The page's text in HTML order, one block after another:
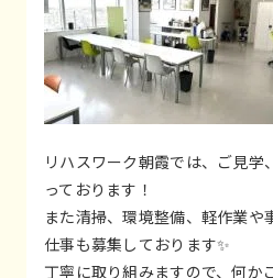
リハスワーク朝霞では、ご見
っております！
また清掃、環境整備、軽作業や
仕事も募集しております✨
丁寧に取り組みますので、何か